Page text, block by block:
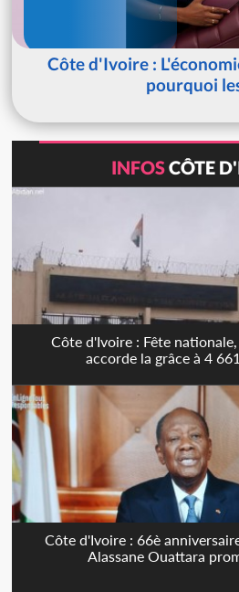
Côte d'Ivoire :
pourquoi
INFOSCÔTE
Côte d'Ivoire : Fête
accorde la grâce à 4
Côte d'Ivoire : 66è
Alassane Ouattara